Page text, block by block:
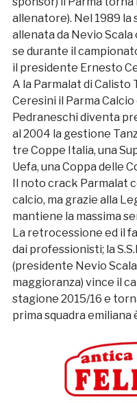
allenatore). Nel 1989 la
allenata da Nevio
se durante il
il presidente Ernesto
A la Parmalat di Calisto
Ceresini il Parma
Pedraneschi diventa
al 2004 la gestione
tre Coppe Italia, una
Uefa, una Coppa delle
Il noto crack Parmalat
calcio, ma grazie alla
mantiene la massima
La retrocessione ed il
dai professionisti; la
(presidente Nevio
maggioranza) vince il
stagione 2015/16 e
prima squadra emiliana